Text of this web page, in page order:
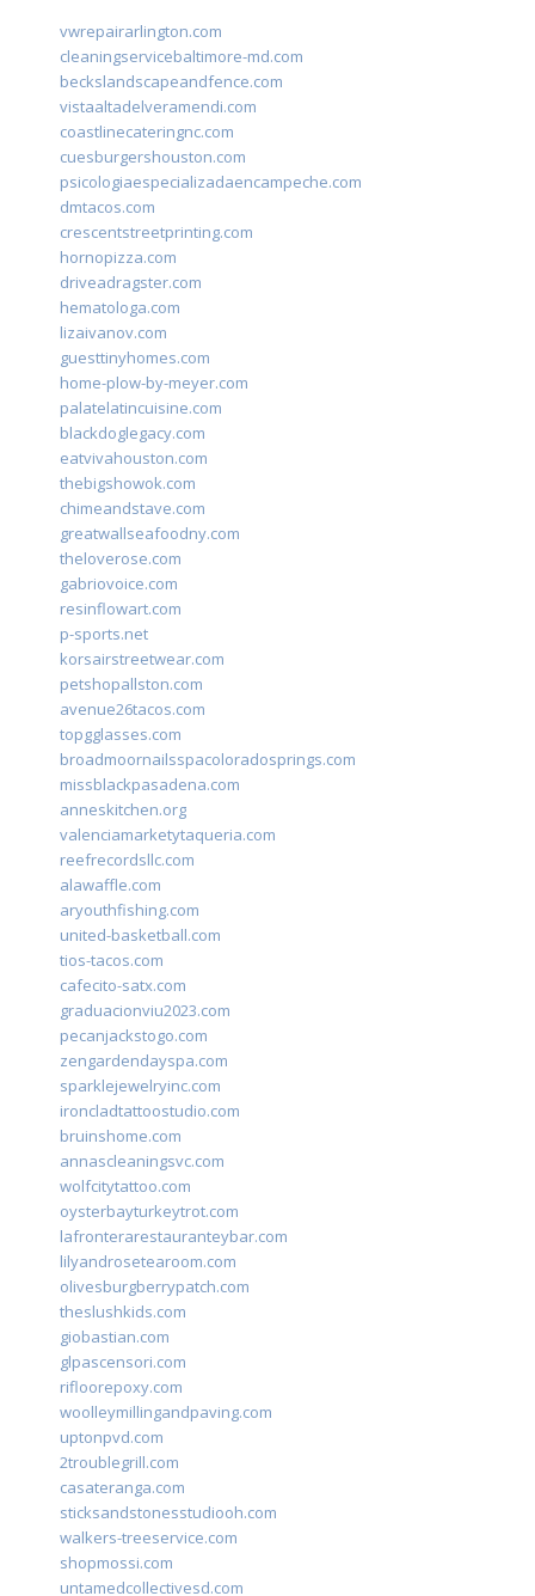
vwrepairarlington.com
cleaningservicebaltimore-md.com
beckslandscapeandfence.com
vistaaltadelveramendi.com
coastlinecateringnc.com
cuesburgershouston.com
psicologiaespecializadaencampeche.com
dmtacos.com
crescentstreetprinting.com
hornopizza.com
driveadragster.com
hematologa.com
lizaivanov.com
guesttinyhomes.com
home-plow-by-meyer.com
palatelatincuisine.com
blackdoglegacy.com
eatvivahouston.com
thebigshowok.com
chimeandstave.com
greatwallseafoodny.com
theloverose.com
gabriovoice.com
resinflowart.com
p-sports.net
korsairstreetwear.com
petshopallston.com
avenue26tacos.com
topgglasses.com
broadmoornailsspacoloradosprings.com
missblackpasadena.com
anneskitchen.org
valenciamarketytaqueria.com
reefrecordsllc.com
alawaffle.com
aryouthfishing.com
united-basketball.com
tios-tacos.com
cafecito-satx.com
graduacionviu2023.com
pecanjackstogo.com
zengardendayspa.com
sparklejewelryinc.com
ironcladtattoostudio.com
bruinshome.com
annascleaningsvc.com
wolfcitytattoo.com
oysterbayturkeytrot.com
lafronterarestauranteybar.com
lilyandrosetearoom.com
olivesburgberrypatch.com
theslushkids.com
giobastian.com
glpascensori.com
rifloorepoxy.com
woolleymillingandpaving.com
uptonpvd.com
2troublegrill.com
casateranga.com
sticksandstonesstudiooh.com
walkers-treeservice.com
shopmossi.com
untamedcollectivesd.com